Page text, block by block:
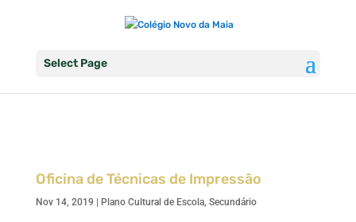
Select Page
Oficina de Técnicas de Impressão
Nov 14, 2019 Plano Cultural de Escola, Secundário